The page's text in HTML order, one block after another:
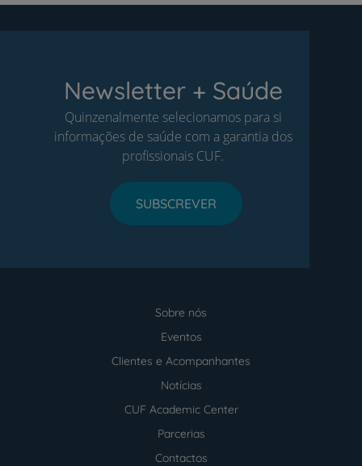
Newsletter + Saúde
Quinzenalmente selecionamos para si
informações de saúde com a garantia dos
profissionais CUF.
SUBSCREVER
Sobre nós
Eventos
Clientes e Acompanhantes
Notícias
CUF Academic Center
Parcerias
Contactos